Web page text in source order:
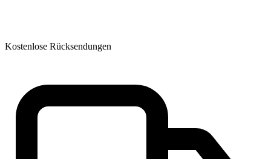
Kostenlose Rücksendungen